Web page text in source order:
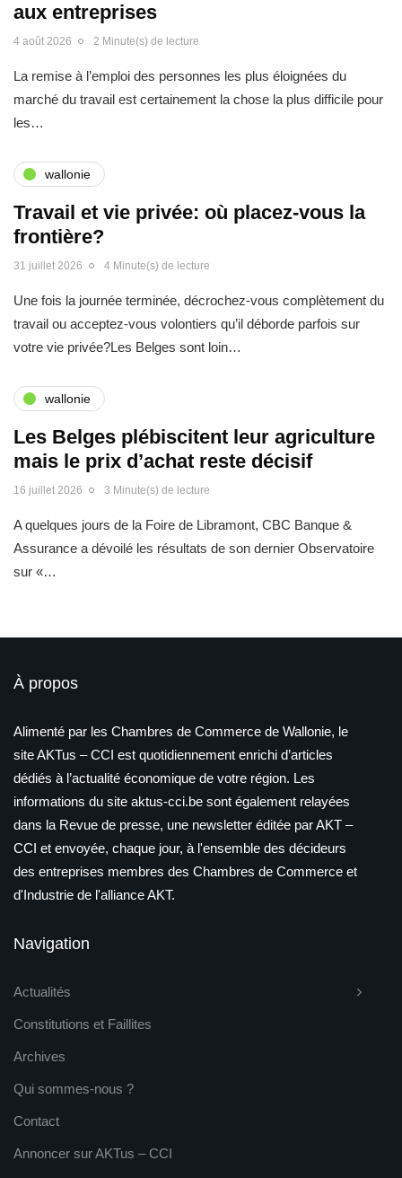
aux entreprises
4 août 2026 2 Minute(s) de lecture
La remise à l’emploi des personnes les plus éloignées du
marché du travail est certainement la chose la plus difficile pour
les…
wallonie
Travail et vie privée: où placez-vous la
frontière?
31 juillet 2026 4 Minute(s) de lecture
Une fois la journée terminée, décrochez-vous complètement du
travail ou acceptez-vous volontiers qu’il déborde parfois sur
votre vie privée?Les Belges sont loin…
wallonie
Les Belges plébiscitent leur agriculture
mais le prix d’achat reste décisif
16 juillet 2026 3 Minute(s) de lecture
A quelques jours de la Foire de Libramont, CBC Banque &
Assurance a dévoilé les résultats de son dernier Observatoire
sur «…
À propos
Alimenté par les Chambres de Commerce de Wallonie, le
site AKTus – CCI est quotidiennement enrichi d’articles
dédiés à l’actualité économique de votre région. Les
informations du site aktus-cci.be sont également relayées
dans la Revue de presse, une newsletter éditée par AKT –
CCI et envoyée, chaque jour, à l'ensemble des décideurs
des entreprises membres des Chambres de Commerce et
d'Industrie de l'alliance AKT.
Navigation
Actualités
Constitutions et Faillites
Archives
Qui sommes-nous ?
Contact
Annoncer sur AKTus – CCI